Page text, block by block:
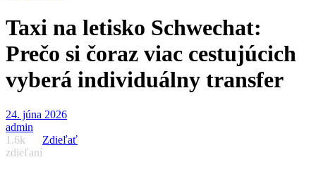
Taxi na letisko Schwechat:
Prečo si čoraz viac cestujúcich
vyberá individuálny transfer
24. júna 2026
admin
1.6k
zdieľaní
Zdieľať